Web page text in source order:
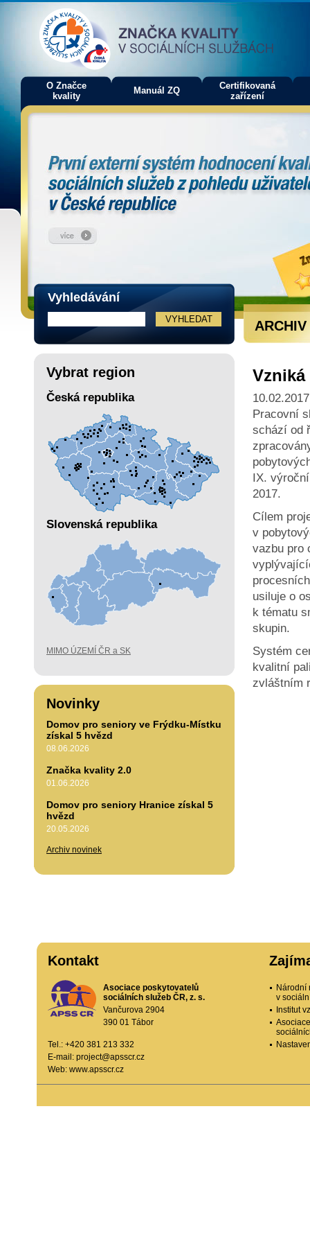
O Značce
kvality
Manuál ZQ
Certifikovaná
zařízení
Vyhledávání
Vybrat region
Česká republika
Slovenská republika
MIMO ÚZEMÍ ČR a SK
Novinky
Domov pro seniory ve Frýdku-Místku
získal 5 hvězd
08.06.2026
Značka kvality 2.0
01.06.2026
Domov pro seniory Hranice získal 5
hvězd
20.05.2026
Archiv novinek
10.02.2017
Pracovní
schází od
IX.
2017.
Cílem
v
vazbu pro
usiluje o
k tématu
skupin.
Systém
kvalitní
zvláštním
Kontakt
Asociace poskytovatelů
sociálních služeb ČR, z. s.
Vančurova 2904
390 01 Tábor
Tel.: +420 381 213 332
E-mail: project@apsscr.cz
Web: www.apsscr.cz
Národní
v
Institut